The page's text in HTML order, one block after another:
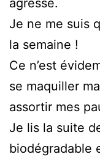
agressé.
Je ne me suis
la semaine !
Ce n’est
se maquiller
assortir mes
Je lis la suite
biodégradable